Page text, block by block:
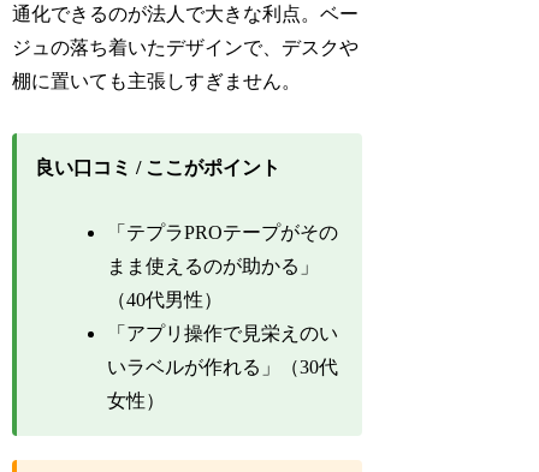
通化できるのが法人で大きな利点。ベー
ジュの落ち着いたデザインで、デスクや
棚に置いても主張しすぎません。
良い口コミ / ここがポイント
「テプラPROテープがその
まま使えるのが助かる」
（40代男性）
「アプリ操作で見栄えのい
いラベルが作れる」（30代
女性）